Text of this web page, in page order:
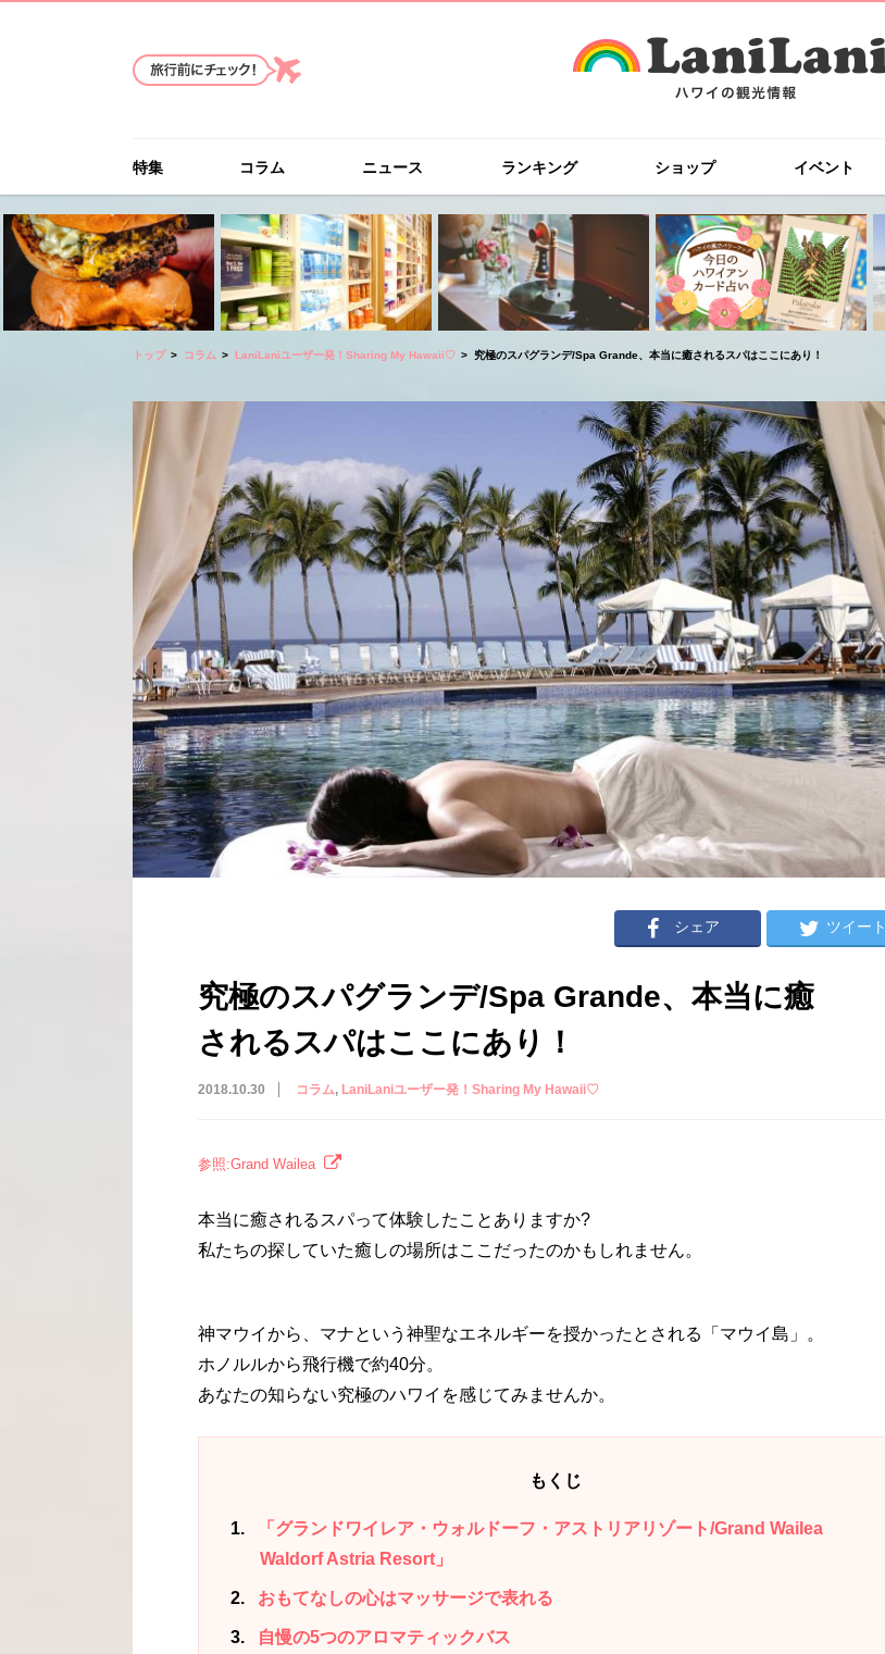
特集 コラム ニュース ランキング ショップ イベント
トップ コラム LaniLaniユーザー発！Sharing My Hawaii♡ 究極のスパグランデ/Spa Grande、本当に癒されるスパはここにあり！
シェア ツイート
究極のスパグランデ/Spa Grande、本当に癒
されるスパはここにあり！
2018.10.30 コラム LaniLaniユーザー発！Sharing My Hawaii♡
参照:Grand Wailea
本当に癒されるスパって体験したことありますか?
私たちの探していた癒しの場所はここだったのかもしれません。
神マウイから、マナという神聖なエネルギーを授かったとされる「マウイ島」。
ホノルルから飛行機で約40分。
あなたの知らない究極のハワイを感じてみませんか。
もくじ
1
「グランドワイレア・ウォルドーフ・アストリアリゾート/Grand Wailea
Waldorf Astria Resort」
2 おもてなしの心はマッサージで表れる
3 自慢の5つのアロマティックバス